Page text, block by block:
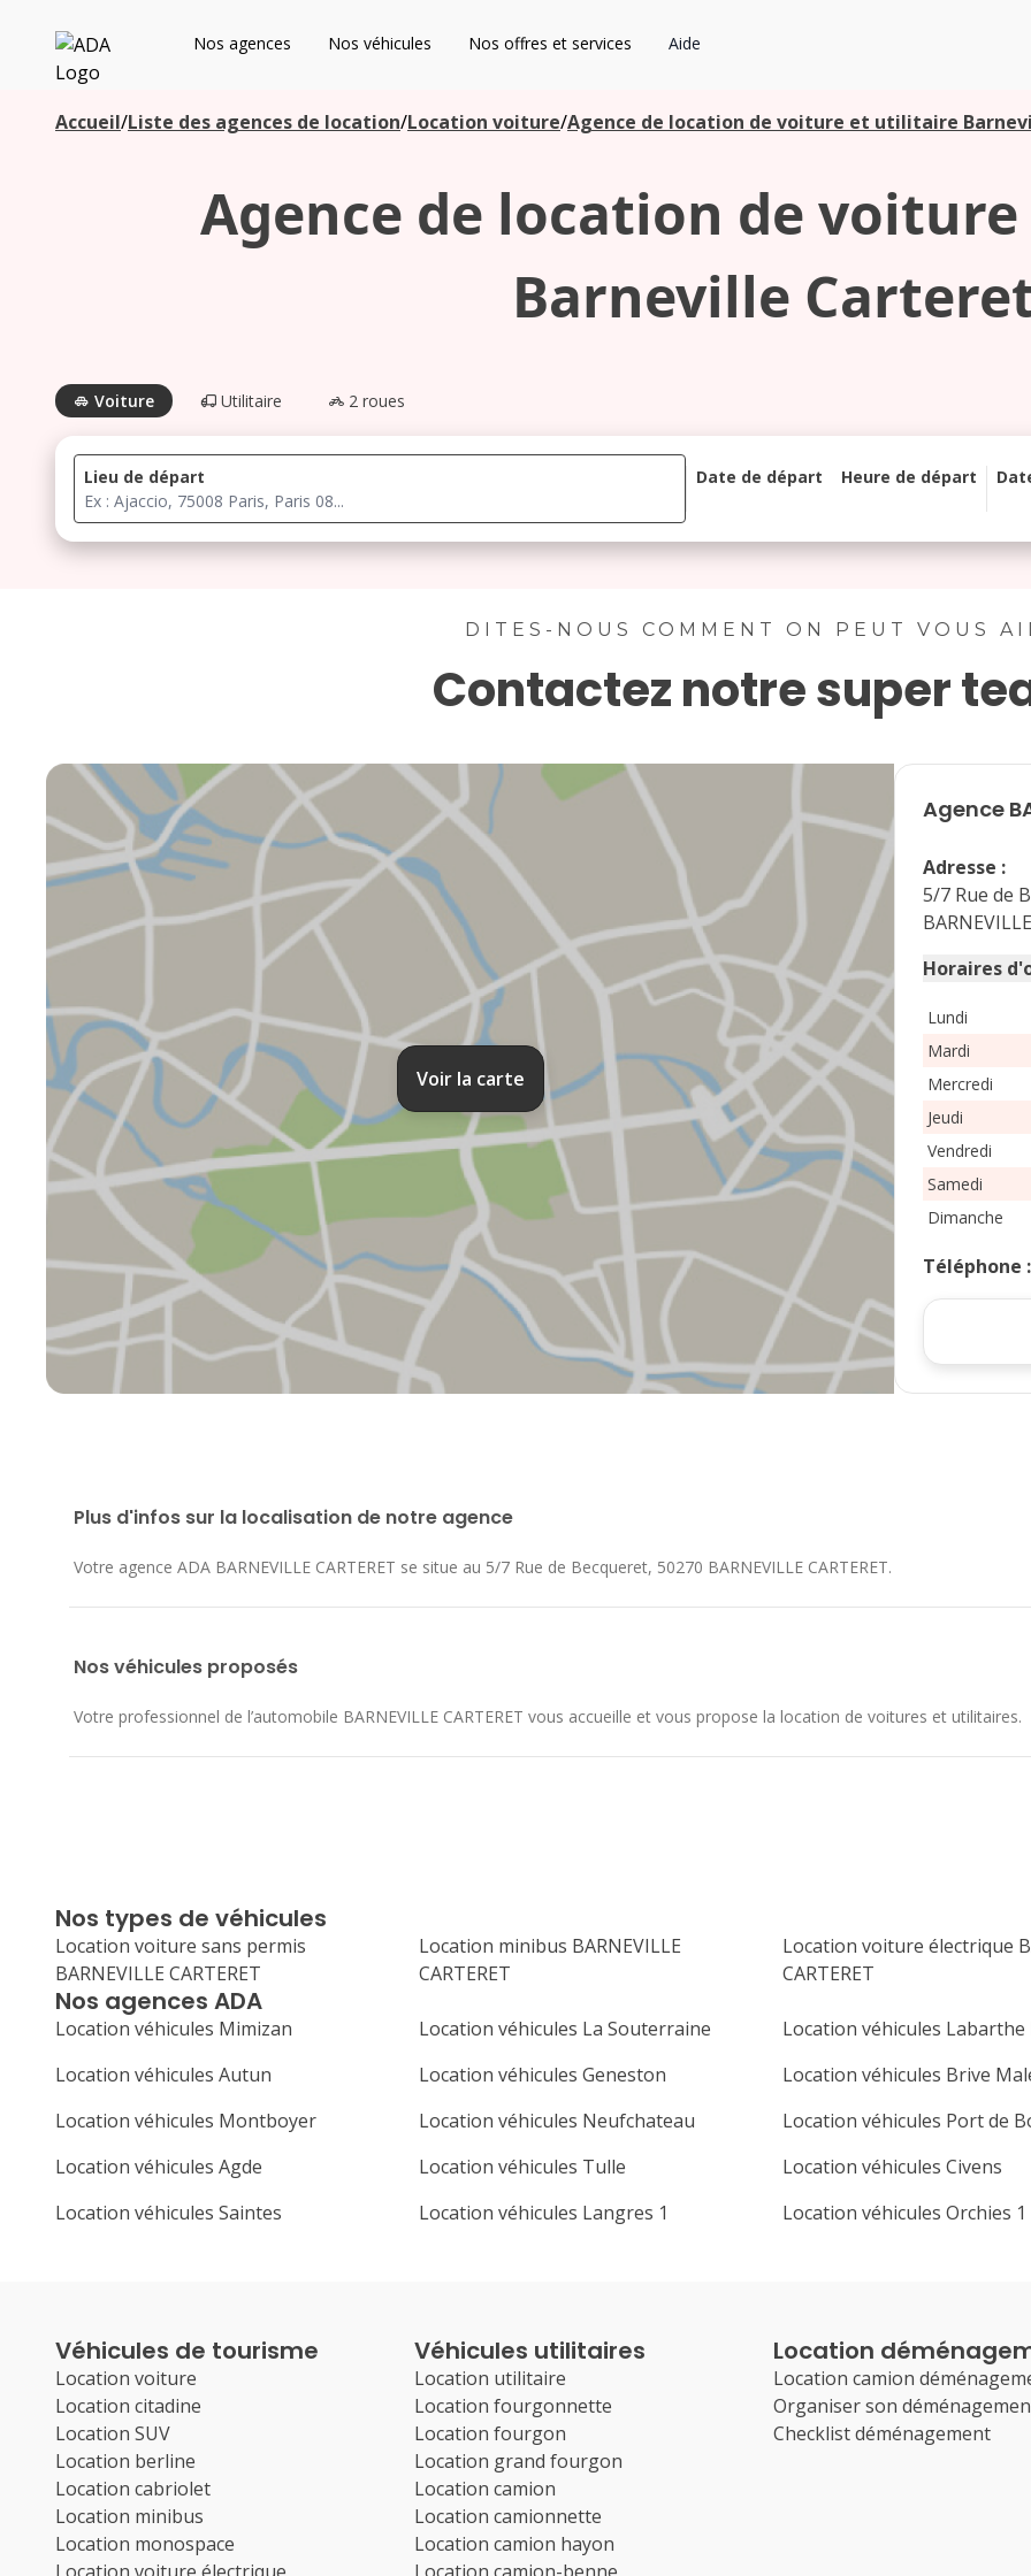
ADA Nos agences Nos véhicules Nos offres et services Aide
Accueil/Liste des agences de location/Location voiture/Agence de location de voiture et utilitaire
Agence de location de
Barneville
Voiture Utilitaire 2 roues
Lieu de départ Date de départ Heure de départ
lu ma me je ve sa
di
14 15 16
19 20 21 22 23
25 29 30
DITES-NOUS COMMENT ON PEUT VOUS
Contactez notre super
Voir la carte
Agence
Adresse :
5/7 Rue de
Horaires
Lundi
Mardi
Mercredi
Jeudi
Vendredi
Samedi
Dimanche
Téléphone
Plus d'infos sur la localisation de notre agence
Votre agence ADA BARNEVILLE CARTERET se situe au 5/7 Rue de Becqueret, 50270 BARNEVILLE CARTERET.
Nos véhicules proposés
Votre professionnel de l’automobile BARNEVILLE CARTERET vous accueille et vous propose la location de voitures et utilitaires.
Nos agences ADA
Location véhicules Mimizan Location véhicules La Souterraine Location véhicules Labarthe
Location véhicules Autun
Location véhicules Geneston Location véhicules Brive
Location véhicules Montboyer
Location véhicules Neufchateau Location véhicules Port de
Location véhicules Agde
Location véhicules Tulle Location véhicules Civens
Location véhicules Saintes
Location véhicules Langres 1 Location véhicules Orchies 1
Nos types de véhicules
Location voiture sans permis
BARNEVILLE CARTERET
Location minibus BARNEVILLE
CARTERET
Location voiture électrique
CARTERET
Les agences à proximité
Commencez votre recherche pour voir les agences à
Véhicules de tourisme
Location voiture
Location citadine
Location SUV
Location berline
Location cabriolet
Location minibus
Location monospace
Véhicules utilitaires
Location utilitaire
Location fourgonnette
Location fourgon
Location grand fourgon
Location camion
Location camionnette
Location camion hayon
Location
Location camion
Organiser son
Checklist déménagement